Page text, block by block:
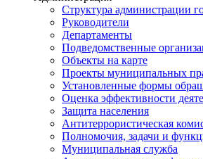
Структура администрации
Руководители
Департаменты
Подведомственные
Объекты на карте
Проекты муниципальных
Установленные формы
Оценка эффективности
Защита населения
Антитеррористическая
Полномочия, задачи и
Муниципальная служба